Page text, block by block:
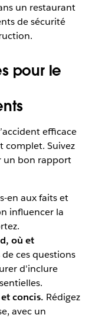
un restaurant
de sécurité
pour le
efficace
complet. Suivez
un bon rapport
en aux faits et
influencer la
où et
ces questions
d'inclure
concis. Rédigez
avec un